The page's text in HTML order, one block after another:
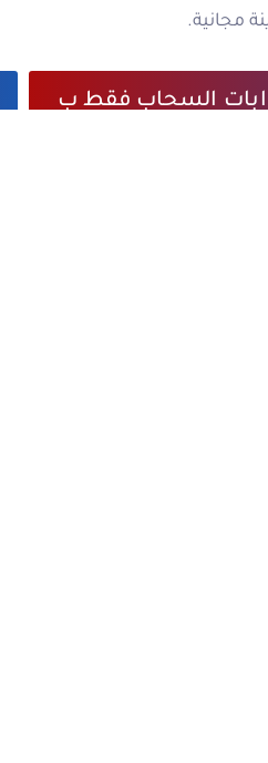
مجانية.
السحاب فقط ب